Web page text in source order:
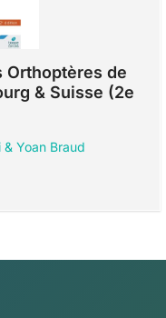
Orthoptères de
& Suisse (2e
Yoan Braud